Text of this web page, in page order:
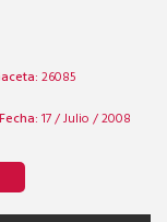
26085
17 / Julio / 2008